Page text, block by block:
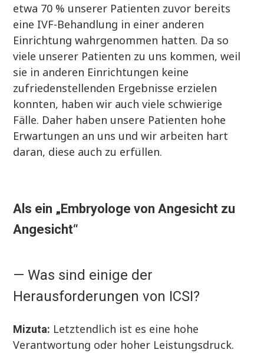
etwa 70 % unserer Patienten zuvor bereits
eine IVF-Behandlung in einer anderen
Einrichtung wahrgenommen hatten. Da so
viele unserer Patienten zu uns kommen, weil
sie in anderen Einrichtungen keine
zufriedenstellenden Ergebnisse erzielen
konnten, haben wir auch viele schwierige
Fälle. Daher haben unsere Patienten hohe
Erwartungen an uns und wir arbeiten hart
daran, diese auch zu erfüllen.
Als ein „Embryologe von Angesicht zu
Angesicht“
— Was sind einige der
Herausforderungen von ICSI?
Mizuta: Letztendlich ist es eine hohe
Verantwortung oder hoher Leistungsdruck.